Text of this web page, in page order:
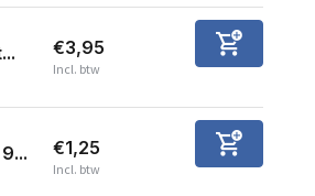
€3,95
Incl. btw
€1,25
Incl. btw